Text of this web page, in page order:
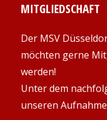
MITGLIEDSCHAFT
Der MSV
möchten gerne
werden!
Unter dem
unseren